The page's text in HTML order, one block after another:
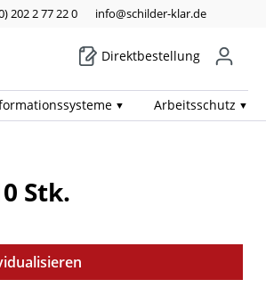
202 2 77 22 0 info@schilder-klar.de
Direktbestellung
Arbeits­schutz
Stk.